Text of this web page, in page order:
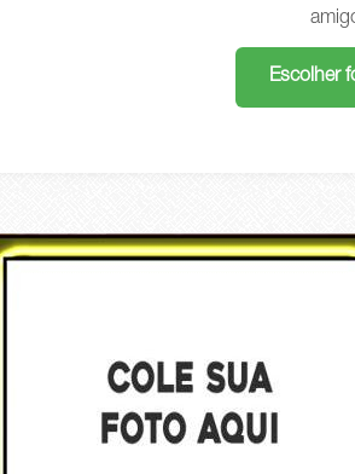
Escolher